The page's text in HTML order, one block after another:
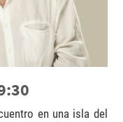
en una isla del